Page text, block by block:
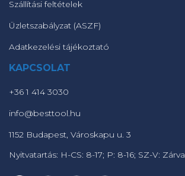
Szállítási feltételek
Üzletszabályzat (ASZF)
Adatkezelési tájékoztató
KAPCSOLAT
+36 1 414 3030
info@besttool.hu
1152 Budapest, Városkapu u. 3
Nyitvatartás: H-CS: 8-17; P: 8-16; SZ-V: Zárva